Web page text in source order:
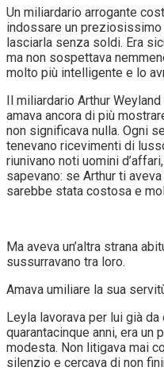
Un miliardario arrogante
indossare un
lasciarla senza soldi. Era
ma non sospettava
molto più intelligente e lo
Il miliardario Arthur
amava ancora di più
non significava nulla. Ogni
tenevano ricevimenti di
riunivano noti uomini
sapevano: se Arthur ti
sarebbe stata costosa e
Ma aveva un’altra strana
sussurravano tra loro.
Amava umiliare la sua
Leyla lavorava per lui già
quarantacinque anni, era un
modesta. Non litigava mai
silenzio e cercava di non